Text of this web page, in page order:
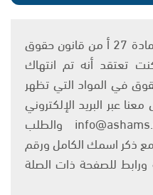
يتم الاستخدام المواد وفقًا للمادة 27 أ من قانون حقوق
2007، وإن كنت تعتقد أنه تم انتهاك
في المواد التي تظهر
عبر البريد الإلكتروني
على العنوان التالي: info@ashams.com والطلب
ذكر اسمك الكامل ورقم
للصفحة ذات الصلة